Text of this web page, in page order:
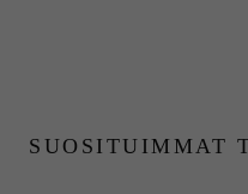
SUOSITUIMMAT